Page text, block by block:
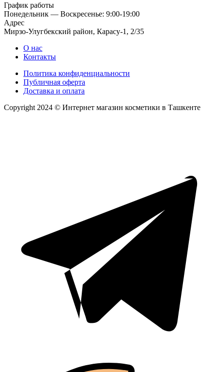
График работы
Понедельник — Воскресенье: 9:00-19:00
Адрес
Мирзо-Улугбекский район, Карасу-1, 2/35
О нас
Контакты
Политика конфиденциальности
Публичная оферта
Доставка и оплата
Copyright 2024 © Интернет магазин косметики в Ташкенте